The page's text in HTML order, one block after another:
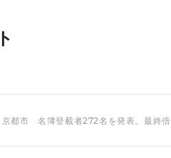
京都市 名簿登載者272名を発表。最終倍